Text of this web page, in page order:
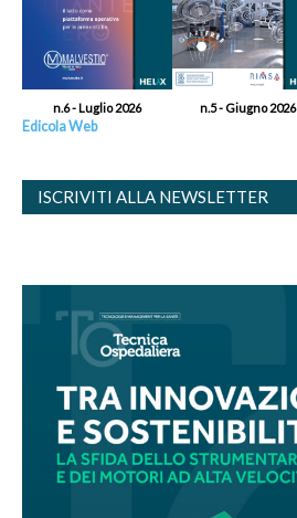
n.6 - Luglio 2026 n.5 - Giugno 2026
Edicola Web
ISCRIVITI ALLA NEWSLETTER